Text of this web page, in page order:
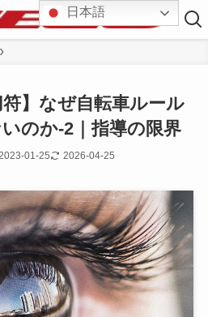
符】なぜ自転車ルール
のか-2｜指導の限界
01-25 2026-04-25
日本語